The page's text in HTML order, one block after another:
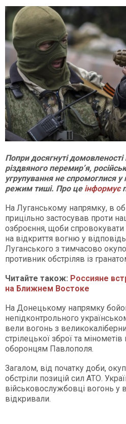
Попри досягнуті
різдвяного перемир’я,
угрупування не спромоглися у
режим тиші. Про це інформує
На Луганському напрямку, в
прицільно застосував проти
озброєння, щоби спровокувати
на відкриття вогню у
Луганського з тимчасово
противник обстріляв із
Читайте також: Россияне
на Ближнем Востоке
На Донецькому напрямку
непідконтрольного
вели вогонь з
стрілецької зброї та
оборонцям Павлополя.
Загалом, від початку доби,
обстріли позицій сил АТО.
військовослужбовці вогонь у
відкривали.